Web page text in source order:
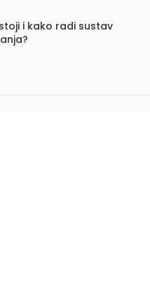
i kako radi sustav